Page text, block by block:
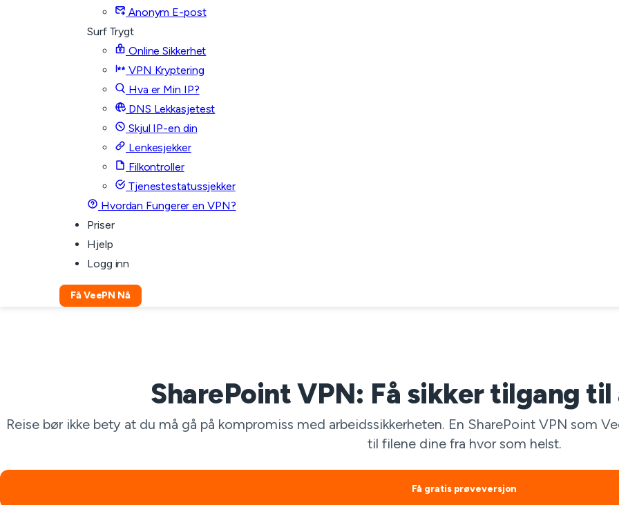
Anonym E-post
Surf Trygt
Online Sikkerhet
VPN Kryptering
Hva er Min IP?
DNS Lekkasjetest
Skjul IP-en din
Lenkesjekker
Filkontroller
Tjenestestatussjekker
Hvordan Fungerer en VPN?
Priser
Hjelp
Logg inn
Få VeePN Nå
SharePoint VPN: Få sikker tilgang
Reise bør ikke bety at du må gå på kompromiss med arbeidssikkerheten. En SharePoint VPN som
til filene dine fra hvor som helst.
Få gratis prøveversjon